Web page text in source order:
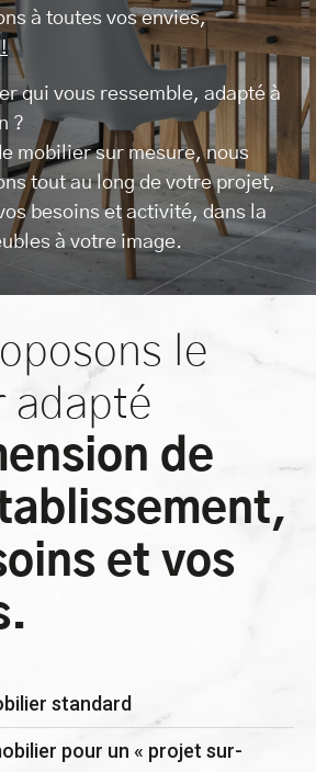
à toutes vos envies,
qui vous ressemble, adapté à
?
mobilier sur mesure, nous
tout au long de votre projet,
besoins et activité, dans la
à votre image.
le
adapté
de
et vos
standard
pour un « projet sur-